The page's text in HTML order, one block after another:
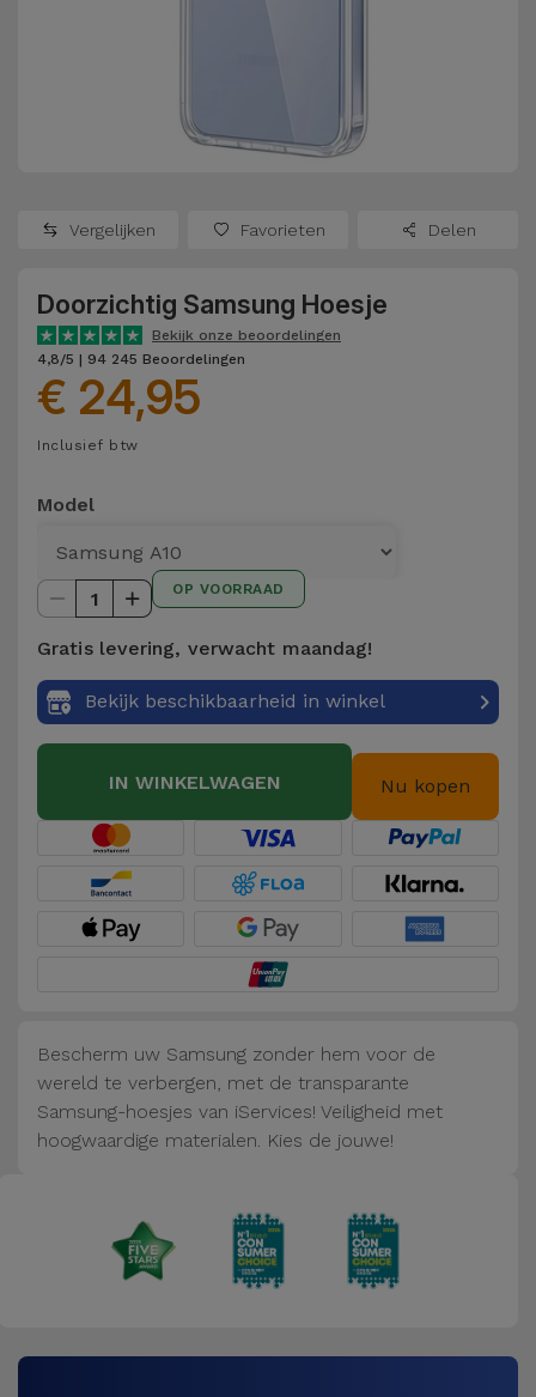
Oppo
OnePlus
Google
Dyson
TCL
Andere
merken
Bekijk
alles
Refurbished
Refurbished
Consoles
Bekijk
alles
Schermbeschermers
Hoofdtelefoons
en
Luidsprekers
Smartwatches
Telefoonketens
Gadgets
Hygiëne
en Huis
Koffers
Trackers
Accessoires
Auto en
Fiets
Computer
Kids
Vergelijken Favorieten Delen
Doorzichtig Samsung Hoesje
Bekijk onze beoordelingen
4,8/5 | 94 245 Beoordelingen
€ 24,95
Inclusief btw
Model
1 OP VOORRAAD
Gratis levering, verwacht maandag!
Bekijk beschikbaarheid in winkel
IN WINKELWAGEN Nu kopen
Bescherm uw Samsung zonder hem voor de
wereld te verbergen, met de transparante
Samsung-hoesjes van iServices! Veiligheid met
hoogwaardige materialen. Kies de jouwe!